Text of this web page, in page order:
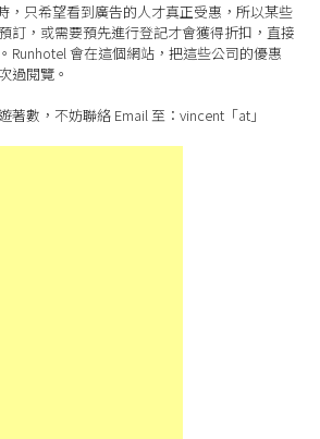
，只希望看到廣告的人才真正受惠，所以某些
訂，或需要預先進行登記才會獲得折扣，直接
Runhotel 會在這個網站，把這些公司的優惠
過閱覽。
著數，不妨聯絡 Email 至：vincent「at」